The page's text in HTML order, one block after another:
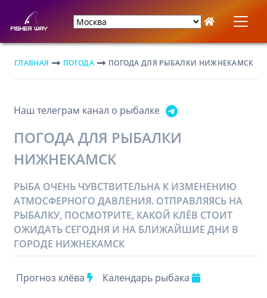
ГЛАВНАЯ ПОГОДА ПОГОДА ДЛЯ РЫБАЛКИ НИЖНЕКАМСК
Наш телеграм канал о рыбалке
ПОГОДА ДЛЯ РЫБАЛКИ
НИЖНЕКАМСК
РЫБА ОЧЕНЬ ЧУВСТВИТЕЛЬНА К ИЗМЕНЕНИЮ
АТМОСФЕРНОГО ДАВЛЕНИЯ. ОТПРАВЛЯЯСЬ НА
РЫБАЛКУ, ПОСМОТРИТЕ, КАКОЙ КЛЁВ СТОИТ
ОЖИДАТЬ СЕГОДНЯ И НА БЛИЖАЙШИЕ ДНИ В
ГОРОДЕ НИЖНЕКАМСК
Прогноз клёва Календарь рыбака